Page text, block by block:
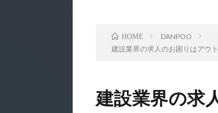
HOME
DANPOO
建設業界の求人のお困りはアウ
建設業界の求